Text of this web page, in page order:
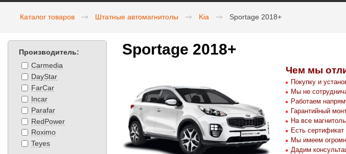
Каталог товаров Штатные автомагнитолы Kia Sportage 2018+
Sportage 2018+
Чем мы
Покупку и
Мы не
Работаем
Гарантийный
На все
Есть сертификат
Мы имеем
Дадим
Производитель:
Carmedia
DayStar
FarCar
Incar
Parafar
RedPower
Roximo
Teyes